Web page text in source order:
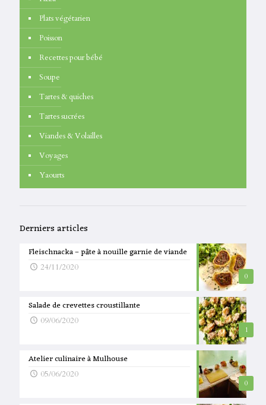
Plats végétarien
Poisson
Recettes pour bébé
Soupe
Tartes & quiches
Tartes sucrées
Viandes & Volailles
Voyages
Yaourts
Derniers articles
0
Fleischnacka – pâte à nouille garnie de viande
24/11/2020
1
Salade de crevettes croustillante
09/06/2020
0
Atelier culinaire à Mulhouse
05/06/2020